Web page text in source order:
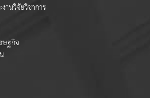
านวิจัยวิชาการ
ษฐกิจ